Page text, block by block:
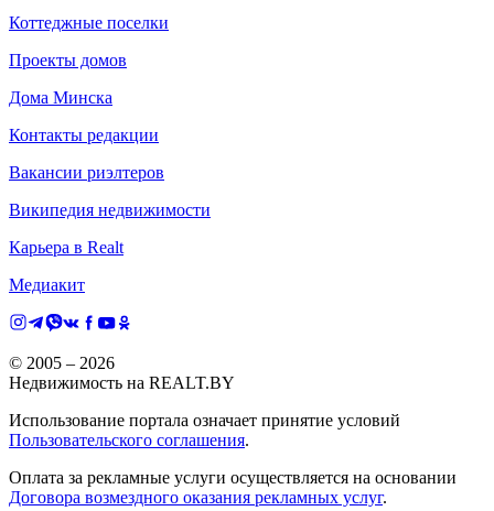
Коттеджные поселки
Проекты домов
Дома Минска
Контакты редакции
Вакансии риэлтеров
Википедия недвижимости
Карьера в Realt
Медиакит
© 2005 – 2026
Недвижимость на REALT.BY
Использование портала означает принятие условий
Пользовательского соглашения.
Оплата за рекламные услуги осуществляется на основании
Договора возмездного оказания рекламных услуг.